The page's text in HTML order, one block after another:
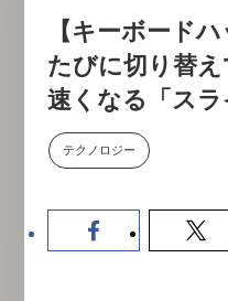
セミナー
【
数
【キーボード
たびに切り替
速くなる「ス
テクノロジー